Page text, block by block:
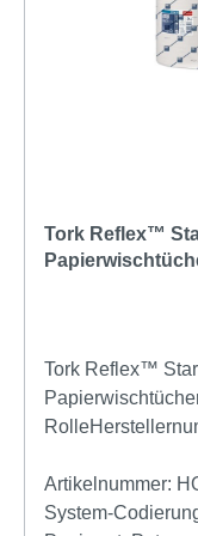
Tork Reflex™
Tork Reflex™
ideal für
Hände. Dieses
Artikelnummer:
System-